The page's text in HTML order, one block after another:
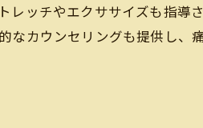
レッチやエクササイズも指
なカウンセリングも提供し